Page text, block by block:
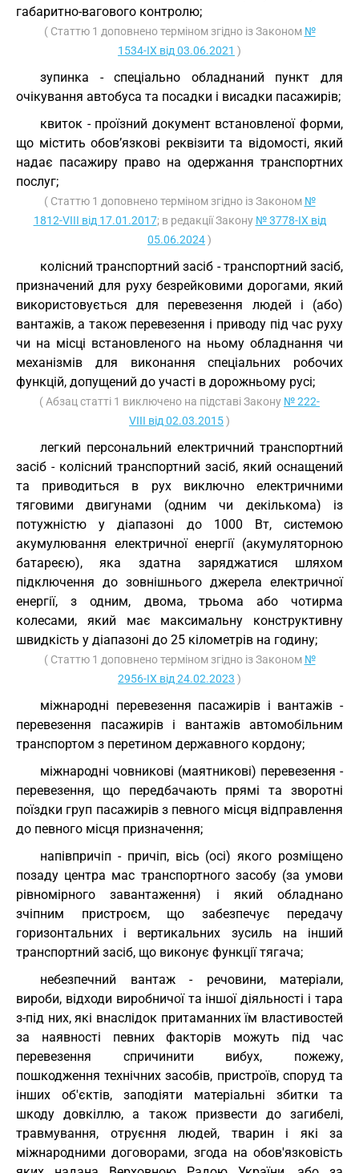
габаритно-вагового контролю;
( Статтю 1 доповнено терміном згідно із Законом №
1534-IX від 03.06.2021 )
зупинка - спеціально обладнаний пункт для
очікування автобуса та посадки і висадки пасажирів;
квиток - проїзний документ встановленої форми,
що містить обов’язкові реквізити та відомості, який
надає пасажиру право на одержання транспортних
послуг;
( Статтю 1 доповнено терміном згідно із Законом №
1812-VIII від 17.01.2017; в редакції Закону № 3778-IX від
05.06.2024)
колісний транспортний засіб - транспортний засіб,
призначений для руху безрейковими дорогами, який
використовується для перевезення людей і (або)
вантажів, а також перевезення і приводу під час руху
чи на місці встановленого на ньому обладнання чи
механізмів для виконання спеціальних робочих
функцій, допущений до участі в дорожньому русі;
( Абзац статті 1 виключено на підставі Закону № 222-
VIII від 02.03.2015)
легкий персональний електричний транспортний
засіб - колісний транспортний засіб, який оснащений
та приводиться в рух виключно електричними
тяговими двигунами (одним чи декількома) із
потужністю у діапазоні до 1000 Вт, системою
акумулювання електричної енергії (акумуляторною
батареєю), яка здатна заряджатися шляхом
підключення до зовнішнього джерела електричної
енергії, з одним, двома, трьома або чотирма
колесами, який має максимальну конструктивну
швидкість у діапазоні до 25 кілометрів на годину;
( Статтю 1 доповнено терміном згідно із Законом №
2956-IX від 24.02.2023 )
міжнародні перевезення пасажирів і вантажів -
перевезення пасажирів і вантажів автомобільним
транспортом з перетином державного кордону;
міжнародні човникові (маятникові) перевезення -
перевезення, що передбачають прямі та зворотні
поїздки груп пасажирів з певного місця відправлення
до певного місця призначення;
напівпричіп - причіп, вісь (осі) якого розміщено
позаду центра мас транспортного засобу (за умови
рівномірного завантаження) і який обладнано
зчіпним пристроєм, що забезпечує передачу
горизонтальних і вертикальних зусиль на інший
транспортний засіб, що виконує функції тягача;
небезпечний вантаж - речовини, матеріали,
вироби, відходи виробничої та іншої діяльності і тара
з-під них, які внаслідок притаманних їм властивостей
за наявності певних факторів можуть під час
перевезення спричинити вибух, пожежу,
пошкодження технічних засобів, пристроїв, споруд та
інших об'єктів, заподіяти матеріальні збитки та
шкоду довкіллю, а також призвести до загибелі,
травмування, отруєння людей, тварин і які за
міжнародними договорами, згода на обов'язковість